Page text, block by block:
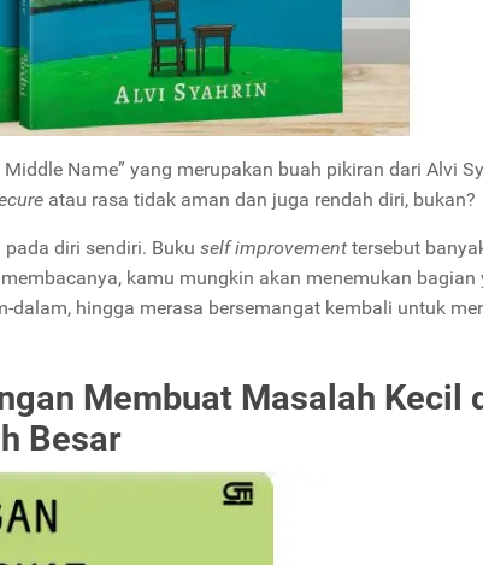
Name” yang merupakan buah pikiran dari Alvi
atau rasa tidak aman dan juga rendah diri, bukan?
diri sendiri. Buku self improvement tersebut
kamu mungkin akan menemukan bagian
hingga merasa bersemangat kembali untuk
Membuat Masalah Kecil
Besar